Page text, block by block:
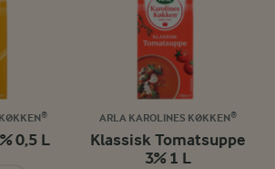
0,5 L
ARLA KAROLINES KØKKEN®
Klassisk Tomatsuppe
3% 1 L